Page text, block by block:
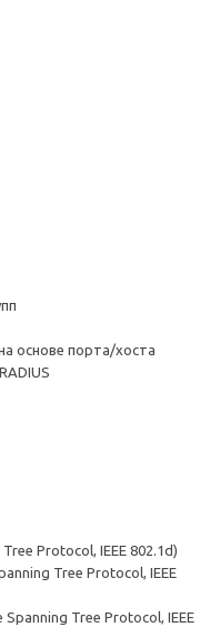
основе порта/хоста
Protocol, IEEE 802.1d)
Tree Protocol, IEEE
Tree Protocol, IEEE